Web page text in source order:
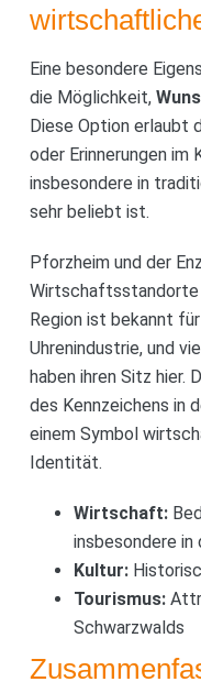
Eine besondere
die Möglichkeit,
Diese Option erlaubt
oder Erinnerungen im
insbesondere in
sehr beliebt ist.
Pforzheim und der
Wirtschaftsstandorte
Region ist bekannt
Uhrenindustrie, und
haben ihren Sitz hier.
des Kennzeichens in
einem Symbol
Identität.
Wirtschaft:
insbesondere in
Kultur:
Tourismus:
Schwarzwalds